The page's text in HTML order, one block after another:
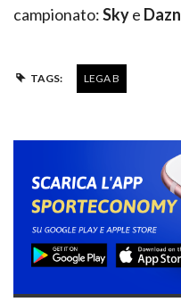
campionato:Skye Dazn
TAGS: LEGA B